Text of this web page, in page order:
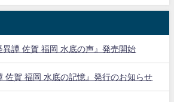
異譚 佐賀 福岡 水底の声』発売開始
佐賀 福岡 水底の記憶』発行のお知らせ